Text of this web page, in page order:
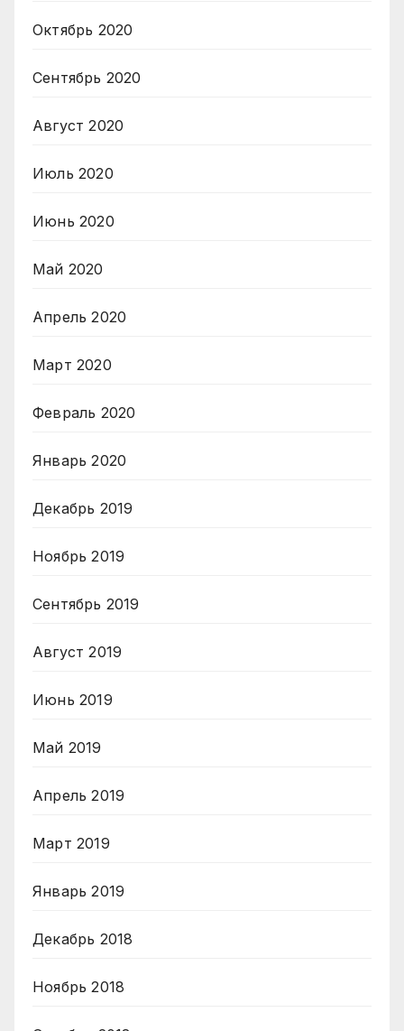
Октябрь 2020
Сентябрь 2020
Август 2020
Июль 2020
Июнь 2020
Май 2020
Апрель 2020
Март 2020
Февраль 2020
Январь 2020
Декабрь 2019
Ноябрь 2019
Сентябрь 2019
Август 2019
Июнь 2019
Май 2019
Апрель 2019
Март 2019
Январь 2019
Декабрь 2018
Ноябрь 2018